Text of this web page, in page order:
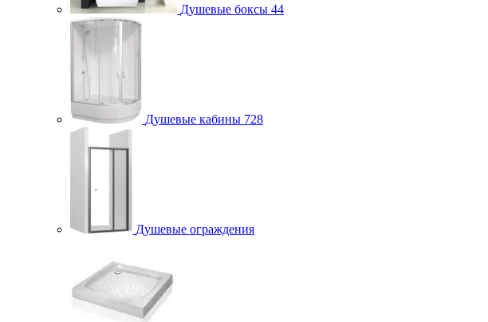
Душевые боксы 44
Душевые кабины 728
Душевые ограждения